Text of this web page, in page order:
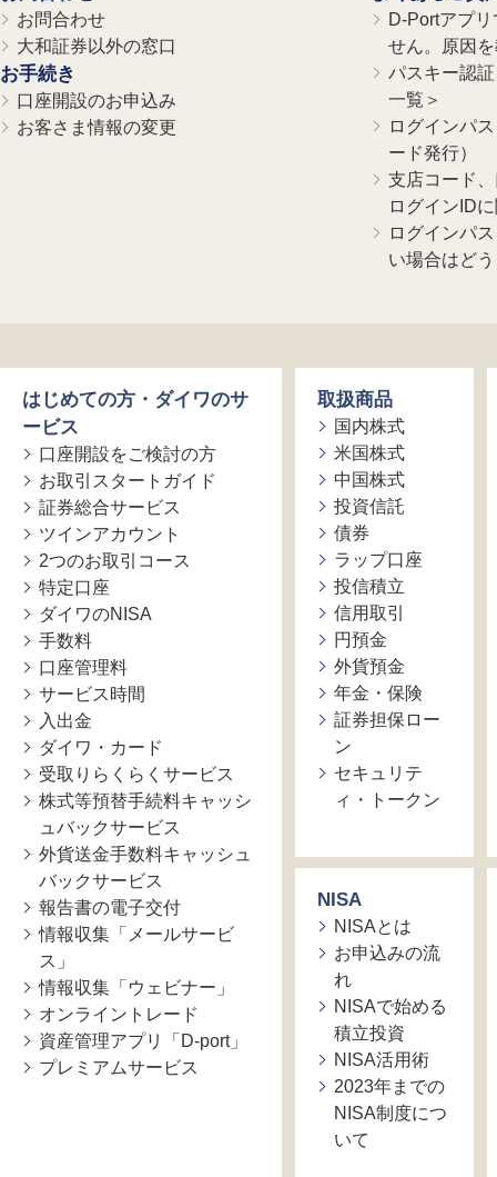
お問合わせ
大和証券以外の窓口
お手続き
口座開設のお申込み
お客さま情報の変更
D-Portアプ
せん。原因
パスキー認
一覧＞
ログインパ
ード発行）
支店コード
ログインID
ログインパ
い場合はど
はじめての方・ダイワのサ
ービス
口座開設をご検討の方
お取引スタートガイド
証券総合サービス
ツインアカウント
2つのお取引コース
特定口座
ダイワのNISA
手数料
口座管理料
サービス時間
入出金
ダイワ・カード
受取りらくらくサービス
株式等預替手続料キャッシ
ュバックサービス
外貨送金手数料キャッシュ
バックサービス
報告書の電子交付
情報収集「メールサービ
ス」
情報収集「ウェビナー」
オンライントレード
資産管理アプリ「D-port」
プレミアムサービス
取扱商品
国内株式
米国株式
中国株式
投資信託
債券
ラップ口座
投信積立
信用取引
円預金
外貨預金
年金・保険
証券担保ロー
ン
セキュリテ
ィ・トークン
NISA
NISAとは
お申込みの流
れ
NISAで始める
積立投資
NISA活用術
2023年までの
NISA制度につ
いて